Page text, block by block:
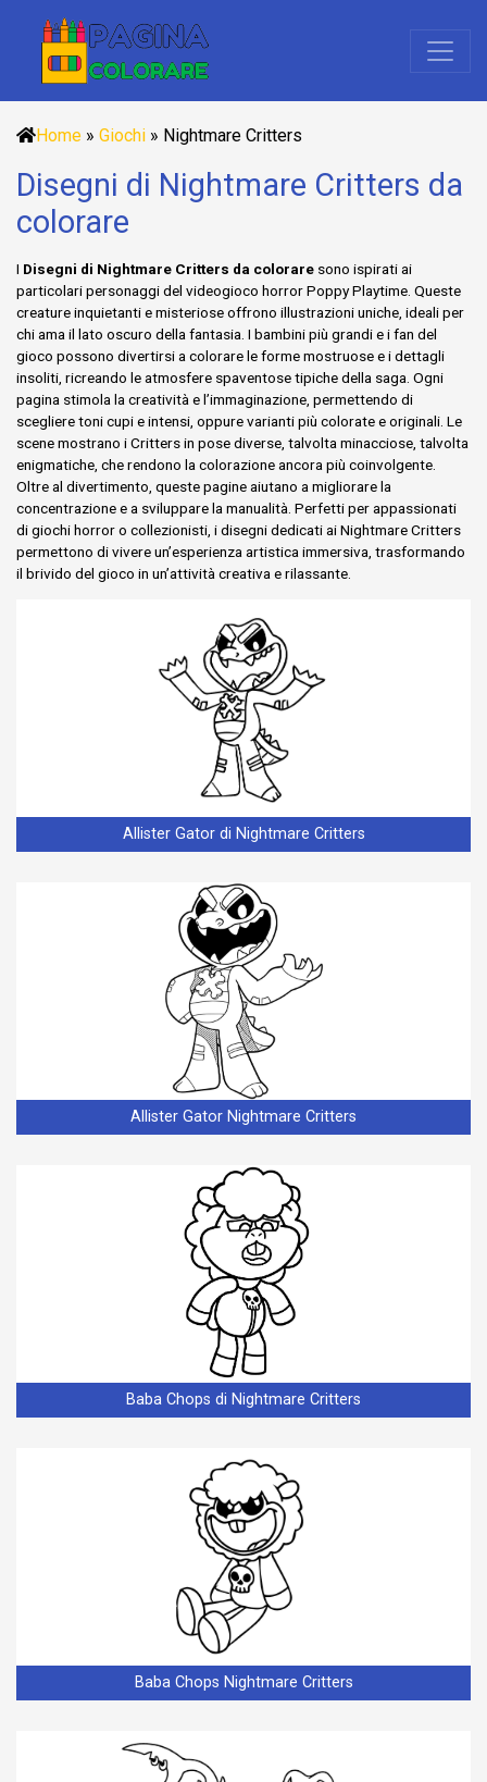
Home » Giochi » Nightmare Critters
Disegni di Nightmare Critters da
colorare
I Disegni di Nightmare Critters da colorare sono ispirati ai
particolari personaggi del videogioco horror Poppy Playtime. Queste
creature inquietanti e misteriose offrono illustrazioni uniche, ideali per
chi ama il lato oscuro della fantasia. I bambini più grandi e i fan del
gioco possono divertirsi a colorare le forme mostruose e i dettagli
insoliti, ricreando le atmosfere spaventose tipiche della saga. Ogni
pagina stimola la creatività e l’immaginazione, permettendo di
scegliere toni cupi e intensi, oppure varianti più colorate e originali. Le
scene mostrano i Critters in pose diverse, talvolta minacciose, talvolta
enigmatiche, che rendono la colorazione ancora più coinvolgente.
Oltre al divertimento, queste pagine aiutano a migliorare la
concentrazione e a sviluppare la manualità. Perfetti per appassionati
di giochi horror o collezionisti, i disegni dedicati ai Nightmare Critters
permettono di vivere un’esperienza artistica immersiva, trasformando
il brivido del gioco in un’attività creativa e rilassante.
Allister Gator di Nightmare Critters
Allister Gator Nightmare Critters
Baba Chops di Nightmare Critters
Baba Chops Nightmare Critters